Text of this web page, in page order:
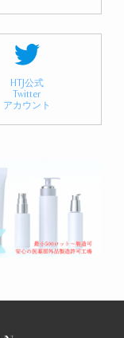
HTJ公式
Twitter
アカウント